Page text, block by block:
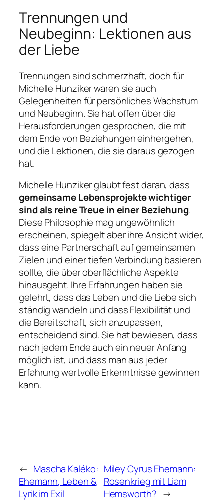
Trennungen und
Neubeginn: Lektionen aus
der Liebe
Trennungen sind schmerzhaft, doch für
Michelle Hunziker waren sie auch
Gelegenheiten für persönliches Wachstum
und Neubeginn. Sie hat offen über die
Herausforderungen gesprochen, die mit
dem Ende von Beziehungen einhergehen,
und die Lektionen, die sie daraus gezogen
hat.
Michelle Hunziker glaubt fest daran, dass
gemeinsame Lebensprojekte wichtiger
sind als reine Treue in einer Beziehung.
Diese Philosophie mag ungewöhnlich
erscheinen, spiegelt aber ihre Ansicht wider,
dass eine Partnerschaft auf gemeinsamen
Zielen und einer tiefen Verbindung basieren
sollte, die über oberflächliche Aspekte
hinausgeht. Ihre Erfahrungen haben sie
gelehrt, dass das Leben und die Liebe sich
ständig wandeln und dass Flexibilität und
die Bereitschaft, sich anzupassen,
entscheidend sind. Sie hat bewiesen, dass
nach jedem Ende auch ein neuer Anfang
möglich ist, und dass man aus jeder
Erfahrung wertvolle Erkenntnisse gewinnen
kann.
← Mascha Kaléko:
Ehemann, Leben &
Lyrik im Exil
Miley Cyrus Ehemann:
Rosenkrieg mit Liam
Hemsworth? →